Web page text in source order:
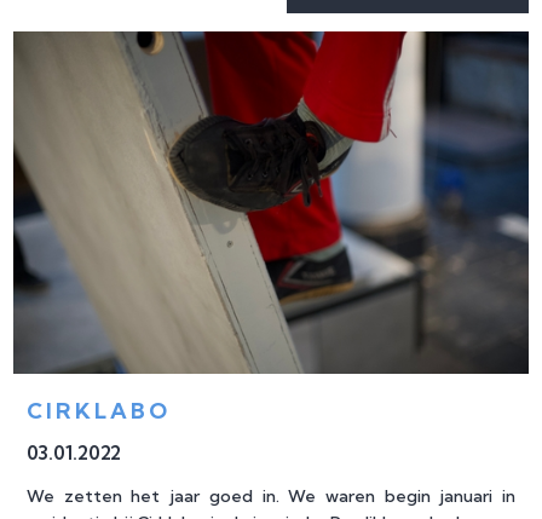
CIRKLABO
03.01.2022
We zetten het jaar goed in. We waren begin januari in